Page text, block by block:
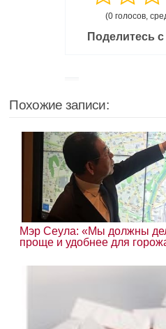
(0 голосов,
Поделитесь
Похожие записи:
Мэр Сеула: «Мы должны
проще и удобнее для